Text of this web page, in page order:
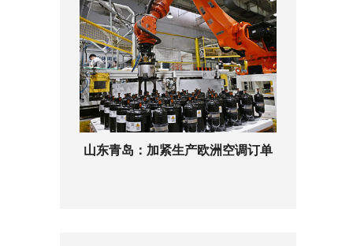
山东青岛：加紧生产欧洲空调订单